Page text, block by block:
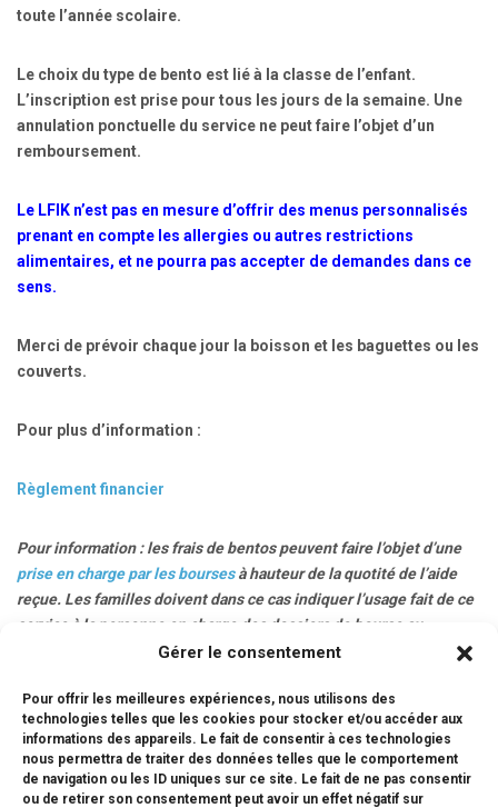
Gérer le consentement
Pour offrir les meilleures expériences, nous utilisons des
technologies telles que les cookies pour stocker et/ou accéder aux
informations des appareils. Le fait de consentir à ces technologies
nous permettra de traiter des données telles que le comportement
de navigation ou les ID uniques sur ce site. Le fait de ne pas consentir
ou de retirer son consentement peut avoir un effet négatif sur
toute l’année scolaire.
Le choix du type de bento est lié à la classe de l’enfant.
L’inscription est prise pour tous les jours de la semaine. Une
annulation ponctuelle du service ne peut faire l’objet d’un
remboursement.
Le LFIK n’est pas en mesure d’offrir des menus personnalisés
prenant en compte les allergies ou autres restrictions
alimentaires, et ne pourra pas accepter de demandes dans ce
sens.
Merci de prévoir chaque jour la boisson et les baguettes ou les
couverts.
Pour plus d’information :
Règlement financier
Pour information : les frais de bentos peuvent faire l’objet d’une
prise en charge par les boursesà hauteur de la quotité de l’aide
reçue. Les familles doivent dans ce cas indiquer l’usage fait de ce
service à la personne en charge des dossiers de bourse au
Nous nous tenons à votre disposition pour toutes informations
complémentaires par téléphone (075-354-5240) ou
mail: secretariat@lfikyoto.org